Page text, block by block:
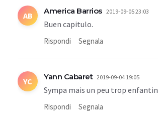
AB America Barrios 2019-09-05 23:03
Buen capitulo.
Rispondi Segnala
YC Yann Cabaret 2019-09-04 19:05
Sympa mais un peu trop enfantin
Rispondi Segnala